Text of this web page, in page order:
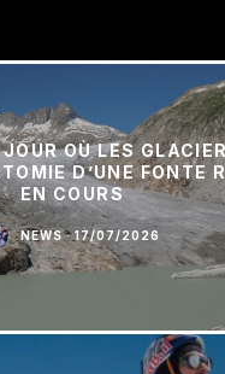
OÙ LES
D’UNE FONTE
EN COURS
NEWS · 17/07/2026